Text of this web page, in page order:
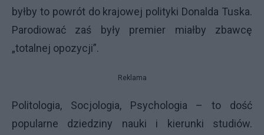
byłby to powrót do krajowej polityki Donalda Tuska.
Parodiować zaś były premier miałby zbawcę
„totalnej opozycji”.
Reklama
Politologia, Socjologia, Psychologia – to dość
popularne dziedziny nauki i kierunki studiów.